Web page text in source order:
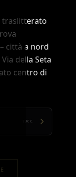
traslitterato
– città a nord
della Seta
centro di
SUCC.